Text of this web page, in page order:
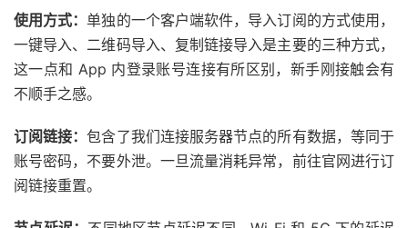
使用方式：单独的一个客户端软件，导入订阅的方式使用，
一键导入、二维码导入、复制链接导入是主要的三种方式，
这一点和 App 内登录账号连接有所区别，新手刚接触会有
不顺手之感。
订阅链接：包含了我们连接服务器节点的所有数据，等同于
账号密码，不要外泄。一旦流量消耗异常，前往官网进行订
阅链接重置。